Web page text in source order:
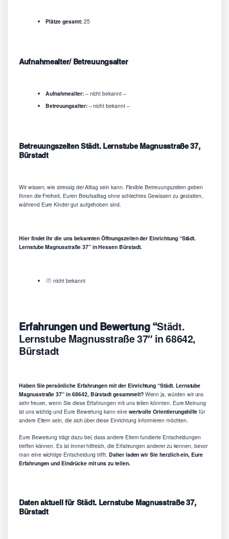
Plätze gesamt:25
Aufnahmealter/ Betreuungsalter
Aufnahmealter:– nicht bekannt –
Betreuungsalter:– nicht bekannt –
Betreuungszeiten Städt. Lernstube Magnusstraße 37,
Bürstadt
Wir wissen, wie stressig der Alltag sein kann. Flexible Betreuungszeiten geben
Ihnen die Freiheit, Euren Berufsalltag ohne schlechtes Gewissen zu gestalten,
während Eure Kinder gut aufgehoben sind.
Hier findet Ihr die uns bekannten Öffnungszeiten der Einrichtung “Städt.
Lernstube Magnusstraße 37” in Hessen Bürstadt.
nicht bekannt
Erfahrungen und Bewertung “Städt.
Lernstube Magnusstraße 37″ in 68642,
Bürstadt
Haben Sie persönliche Erfahrungen mit der Einrichtung “Städt. Lernstube
Magnusstraße 37” in 68642, Bürstadt gesammelt?Wenn ja, würden wir uns
sehr freuen, wenn Sie diese Erfahrungen mit uns teilen könnten. Eure Meinung
ist uns wichtig und Eure Bewertung kann eine wertvolle Orientierungshilfe für
andere Eltern sein, die sich über diese Einrichtung informieren möchten.
Eure Bewertung trägt dazu bei, dass andere Eltern fundierte Entscheidungen
treffen können. Es ist immer hilfreich, die Erfahrungen anderer zu kennen, bevor
man eine wichtige Entscheidung trifft. Daher laden wir Sie herzlich ein, Eure
Erfahrungen und Eindrücke mit uns zu teilen.
Daten aktuell für Städt. Lernstube Magnusstraße 37,
Bürstadt